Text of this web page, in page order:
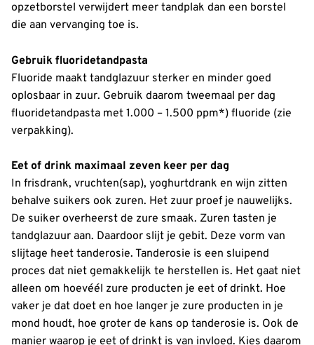
opzetborstel verwijdert meer tandplak dan een borstel
die aan vervanging toe is.
Gebruik fluoridetandpasta
Fluoride maakt tandglazuur sterker en minder goed
oplosbaar in zuur. Gebruik daarom tweemaal per dag
fluoridetandpasta met 1.000 – 1.500 ppm*) fluoride (zie
verpakking).
Eet of drink maximaal zeven keer per dag
In frisdrank, vruchten(sap), yoghurtdrank en wijn zitten
behalve suikers ook zuren. Het zuur proef je nauwelijks.
De suiker overheerst de zure smaak. Zuren tasten je
tandglazuur aan. Daardoor slijt je gebit. Deze vorm van
slijtage heet tanderosie. Tanderosie is een sluipend
proces dat niet gemakkelijk te herstellen is. Het gaat niet
alleen om hoevéél zure producten je eet of drinkt. Hoe
vaker je dat doet en hoe langer je zure producten in je
mond houdt, hoe groter de kans op tanderosie is. Ook de
manier waarop je eet of drinkt is van invloed. Kies daarom